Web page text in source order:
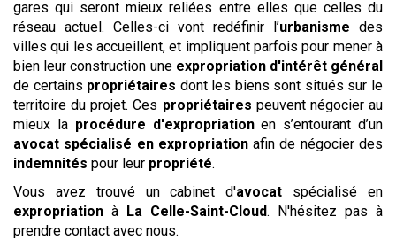
gares qui seront mieux reliées entre elles que celles du
réseau actuel. Celles-ci vont redéfinir l’urbanisme des
villes qui les accueillent, et impliquent parfois pour mener à
bien leur construction une expropriation d'intérêt général
de certains propriétaires dont les biens sont situés sur le
territoire du projet. Ces propriétaires peuvent négocier au
mieux la procédure d'expropriationen s’entourant d’un
avocat spécialisé en expropriationafin de négocier des
indemnités pour leur propriété.
Vous avez trouvé un cabinet d'avocat spécialisé en
expropriation à La Celle-Saint-Cloud. N'hésitez pas à
prendre contact avec nous.